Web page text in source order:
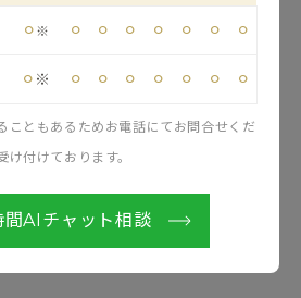
効率的に除去し､肌の表面を滑ら
うほか､市販薬を購入することも可
薬は便利ですが､より高い効果を得
⚪︎ ※ ⚪︎ ⚪︎ ⚪︎ ⚪︎ ⚪︎ ⚪︎ ⚪︎
⚪︎ ※ ⚪︎ ⚪︎ ⚪︎ ⚪︎ ⚪︎ ⚪︎ ⚪︎
ともあるためお電話にてお問合せくだ
付けております。
AIチャット相談